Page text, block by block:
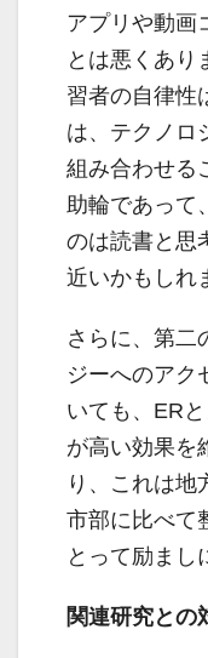
アプリや動画
とは悪くあり
習者の自律性
は、テクノロ
組み合わせる
助輪であって
のは読書と思
近いかもしれ
さらに、第二
ジーへのアク
いても、ER
が高い効果を
り、これは地
市部に比べて
とって励まし
関連研究との